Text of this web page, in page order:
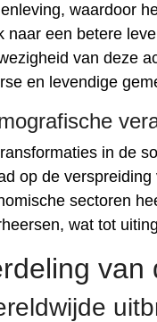
waardoor
naar een betere
van deze
en levendige
in de
op de
sectoren
wat tot
van